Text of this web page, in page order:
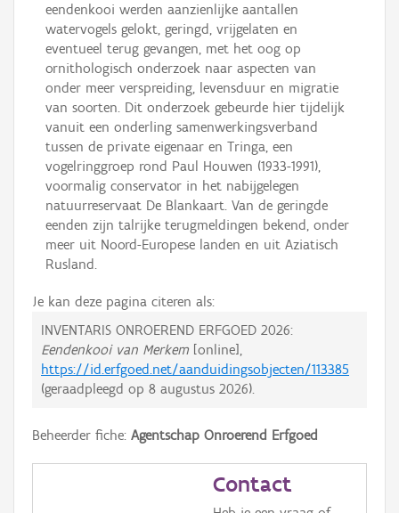
eendenkooi werden aanzienlijke aantallen
watervogels gelokt, geringd, vrijgelaten en
eventueel terug gevangen, met het oog op
ornithologisch onderzoek naar aspecten van
onder meer verspreiding, levensduur en migratie
van soorten. Dit onderzoek gebeurde hier tijdelijk
vanuit een onderling samenwerkingsverband
tussen de private eigenaar en Tringa, een
vogelringgroep rond Paul Houwen (1933-1991),
voormalig conservator in het nabijgelegen
natuurreservaat De Blankaart. Van de geringde
eenden zijn talrijke terugmeldingen bekend, onder
meer uit Noord-Europese landen en uit Aziatisch
Rusland.
Je kan deze pagina citeren als:
INVENTARIS ONROEREND ERFGOED 2026:
Eendenkooi van Merkem [online],
https://id.erfgoed.net/aanduidingsobjecten/113385
(geraadpleegd op 8 augustus 2026).
Beheerder fiche: Agentschap Onroerend Erfgoed
Contact